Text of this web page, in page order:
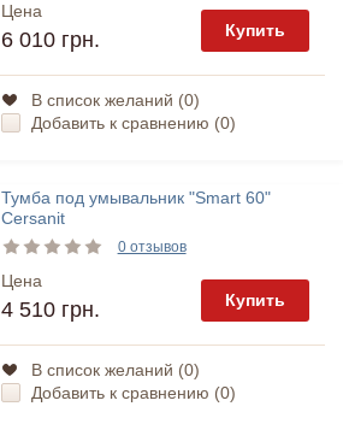
Цена
6 010 грн. Купить
В список желаний (0)
Добавить к сравнению (0)
Тумба под умывальник "Smart 60"
Cersanit
0 отзывов
Цена
4 510 грн. Купить
В список желаний (0)
Добавить к сравнению (0)